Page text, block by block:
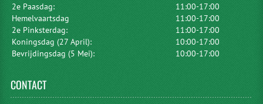
2e Paasdag:
11:00-17:00
Hemelvaartsdag
11:00-17:00
2e Pinksterdag:
11:00-17:00
Koningsdag (27 April):
10:00-17:00
Bevrijdingsdag (5 Mei):
10:00-17:00
CONTACT